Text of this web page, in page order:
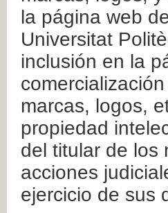
la página web
Universitat
inclusión en la
marcas, logos,
propiedad
del titular de los
acciones
ejercicio de sus